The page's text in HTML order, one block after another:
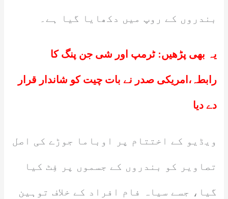
بندروں کے روپ میں دکھایا گیا ہے۔
یہ بھی پڑھیں:ٹرمپ اور شی جن پنگ کا
رابطہ،امریکی صدر نے بات چیت کو شاندار قرار
دے دیا
ویڈیو کے اختتام پر اوباما جوڑے کی اصل
تصاویر کو بندروں کے جسموں پر فِٹ کیا
گیا، جسے سیاہ فام افراد کے خلاف توہین